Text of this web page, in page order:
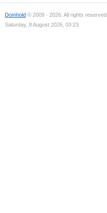
Domhold © 2009 - 2026. All rights reserved.
Saturday, 8 August 2026, 03:23